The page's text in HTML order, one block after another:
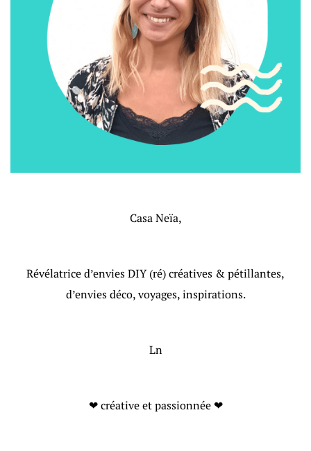
Casa Neïa,
Révélatrice d’envies DIY (ré) créatives & pétillantes,
d’envies déco, voyages, inspirations.
Ln
❤ créative et passionnée ❤